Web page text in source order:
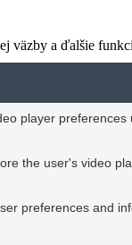
väzby a ďalšie
player preferences
the user's video
preferences and